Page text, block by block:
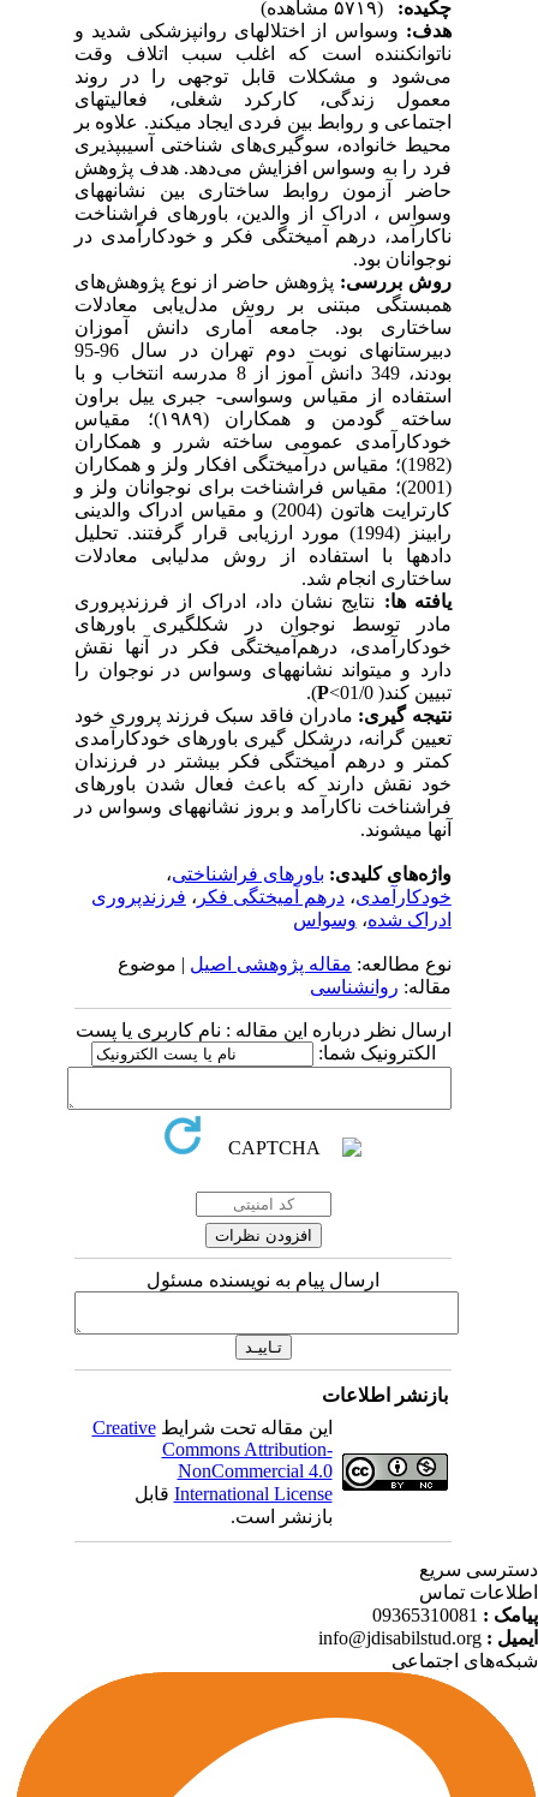
چکیده:
هدف:وسواس از اختلال­های روان­پزشکی شدید و
ناتوان­کننده است که اغلب سبب اتلاف وقت
می‌شود و مشکلات قابل توجهی را در روند
معمول زندگی، کارکرد شغلی، فعالیت­های
اجتماعی و روابط بین فردی ایجاد می­کند. علاوه بر
محیط خانواده، سوگیری‌های شناختی آسیب­پذیری‌
فرد را به وسواس افزایش می‌دهد. هدف پژوهش
حاضر آزمون روابط ساختاری بین نشانه­های
وسواس ، ادراک از والدین، باورهای فراشناخت
ناکارآمد، درهم آمیختگی فکر و خودکارآمدی در
نوجوانان بود.
روش بررسی: پژوهش حاضر از نوع پژوهش‌های
همبستگی مبتنی ‌بر روش مدل‌یابی معادلات
ساختاری بود. جامعه آماری دانش آموزان
دبیرستان­های نوبت دوم تهران در سال 96-95
بودند، 349 دانش آموز از 8 مدرسه انتخاب و با
استفاده از مقیاس وسواسی- جبری ییل براون
ساخته گودمن و همکاران (۱۹۸۹)؛ مقیاس
خودکارآمدی عمومی ساخته شرر و همکاران
(1982)؛ مقیاس درآمیختگی افکار ولز و همکاران
(2001)؛ مقیاس فراشناخت برای نوجوانان ولز و
کارترایت هاتون (2004) و مقیاس ادراک والدینی
رابینز (1994) مورد ارزیابی قرار گرفتند. تحلیل
داده­ها با استفاده از روش مدل­یابی معادلات
ساختاری انجام شد.
یافته ­ها:نتایج نشان داد، ادراک از فرزندپروری
مادر توسط نوجوان در شکل­گیری باورهای
خودکارآمدی، درهم‌آمیختگی فکر در آنها نقش
دارد و می­تواند نشانه­های وسواس در نوجوان را
تبیین کند( 01/0>
P
).
نتیجه­ گیری:مادران فاقد سبک فرزند پروری خود
تعیین گرانه، درشکل گیری باورهای خودکارآمدی
کمتر و درهم آمیختگی فکر بیشتر در فرزندان
خود نقش دارند که باعث فعال شدن باورهای
فراشناخت ناکارآمد و بروز نشانه­های وسواس در
آنها می­شوند.
واژه‌های کلیدی:باورهای فراشناختی،
خودکارآمدی،درهم آمیختگی فکر، فرزندپروری
ادراک شده،وسواس
نوع مطالعه:مقاله پژوهشی اصیل| موضوع
مقاله:روانشناسی
ارسال نظر درباره این مقاله : نام کاربری یا پست
الکترونیک شما:
ارسال پیام به نویسنده مسئول
بازنشر اطلاعات
این مقاله تحت شرایطCreative
Commons Attribution-
NonCommercial 4.0
International Licenseقابل
بازنشر است.
سریع
تماس
:
09365310081
:
info@jdisabilstud.org
اجتماعی